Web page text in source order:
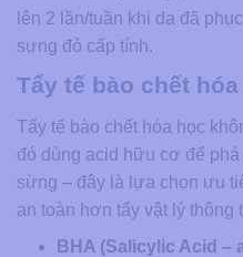
lên 2 lần/tuần khi da đã
sưng đỏ cấp tính.
Tẩy tế bào chết
Tẩy tế bào chết hóa học
đó dùng acid hữu cơ để
sừng – đây là lựa chọn ưu
an toàn hơn tẩy vật lý thông
BHA (Salicylic Acid –